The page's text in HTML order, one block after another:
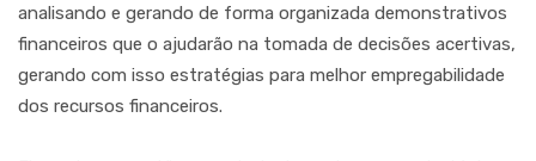
analisando e gerando de forma organizada demonstrativos
financeiros que o ajudarão na tomada de decisões acertivas,
gerando com isso estratégias para melhor empregabilidade
dos recursos financeiros.